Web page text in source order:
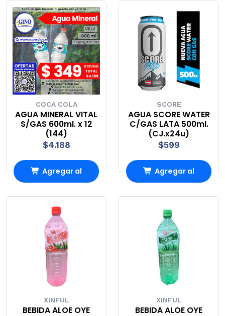
COCA COLA
AGUA MINERAL VITAL
S/GAS 600ml. x 12
(144)
$4.188
Agregar al
SCORE
AGUA SCORE WATER
C/GAS LATA 500ml.
(CJ.x24u)
$599
Agregar al
XINFUL
BEBIDA ALOE OYE
XINFUL
BEBIDA ALOE OYE